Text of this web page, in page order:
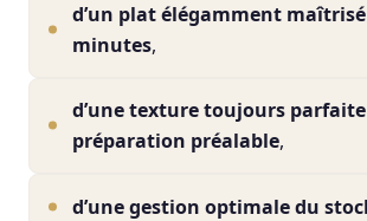
d’un plat élégamment maîtrisé
minutes,
d’une texture toujours
préparation préalable,
d’une gestion optimale du